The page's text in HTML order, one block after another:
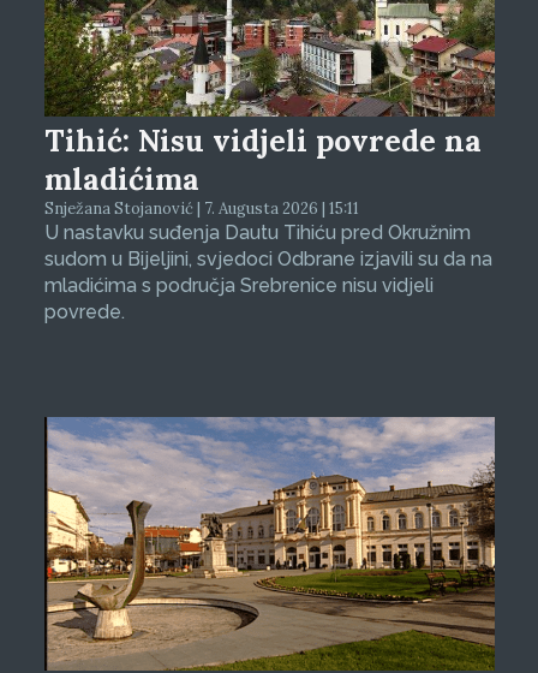
Tihić: Nisu vidjeli povrede na
mladićima
Snježana Stojanović | 7. Augusta 2026 | 15:11
U nastavku suđenja Dautu Tihiću pred Okružnim
sudom u Bijeljini, svjedoci Odbrane izjavili su da na
mladićima s područja Srebrenice nisu vidjeli
povrede.